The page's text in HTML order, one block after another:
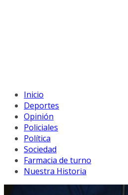
Inicio
Deportes
Opinión
Policiales
Política
Sociedad
Farmacia de turno
Nuestra Historia